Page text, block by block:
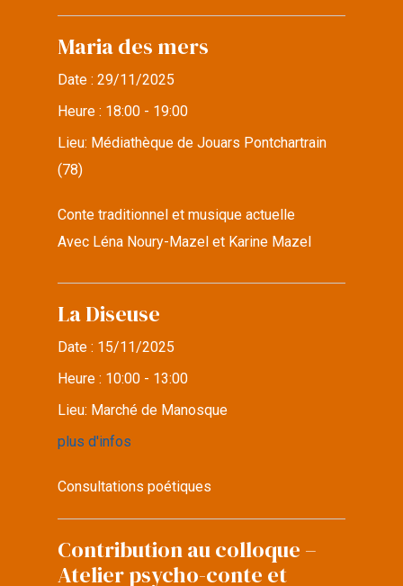
Maria des mers
Date :29/11/2025
Heure : 18:00 - 19:00
Lieu: Médiathèque de Jouars Pontchartrain
(78)
Conte traditionnel et musique actuelle
Avec Léna Noury-Mazel et Karine Mazel
La Diseuse
Date : 15/11/2025
Heure : 10:00 - 13:00
Lieu: Marché de Manosque
plus d'infos
Consultations poétiques
Contribution au colloque –
Atelier psycho-conte et